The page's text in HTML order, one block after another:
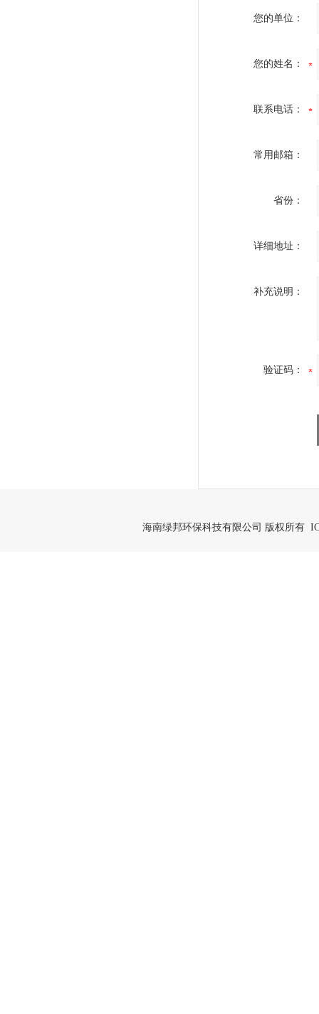
您的单位：
您的姓名：
联系电话：
常用邮箱：
省份：
详细地址：
补充说明：
验证码：
海南绿邦环保科技有限公司 版权所有